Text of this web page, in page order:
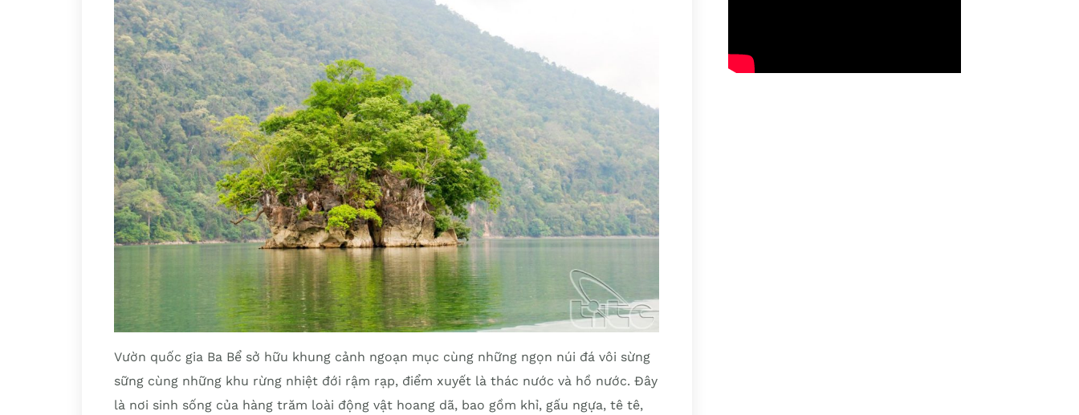
Vườn quốc gia Ba Bể sở hữu khung cảnh ngoạn mục cùng những ngọn núi đá vôi sừng
sững cùng những khu rừng nhiệt đới rậm rạp, điểm xuyết là thác nước và hồ nước. Đây
là nơi sinh sống của hàng trăm loài động vật hoang dã, bao gồm khỉ, gấu ngựa, tê tê,